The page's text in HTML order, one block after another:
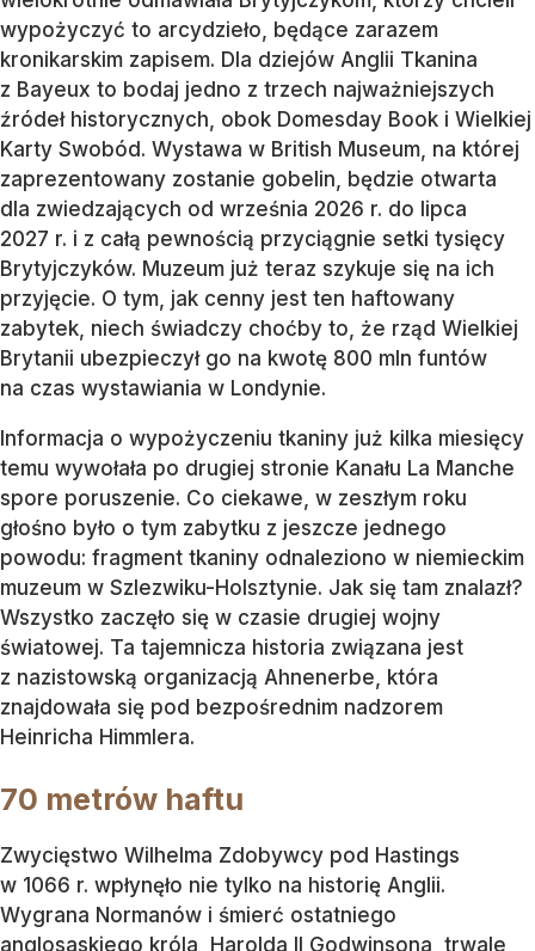
wypożyczyć to arcydzieło, będące zarazem
kronikarskim zapisem. Dla dziejów Anglii Tkanina
z Bayeux to bodaj jedno z trzech najważniejszych
źródeł historycznych, obok Domesday Book i Wielkiej
Karty Swobód. Wystawa w British Museum, na której
zaprezentowany zostanie gobelin, będzie otwarta
dla zwiedzających od września 2026 r. do lipca
2027 r. i z całą pewnością przyciągnie setki tysięcy
Brytyjczyków. Muzeum już teraz szykuje się na ich
przyjęcie. O tym, jak cenny jest ten haftowany
zabytek, niech świadczy choćby to, że rząd Wielkiej
Brytanii ubezpieczył go na kwotę 800 mln funtów
na czas wystawiania w Londynie.
Informacja o wypożyczeniu tkaniny już kilka miesięcy
temu wywołała po drugiej stronie Kanału La Manche
spore poruszenie. Co ciekawe, w zeszłym roku
głośno było o tym zabytku z jeszcze jednego
powodu: fragment tkaniny odnaleziono w niemieckim
muzeum w Szlezwiku-Holsztynie. Jak się tam znalazł?
Wszystko zaczęło się w czasie drugiej wojny
światowej. Ta tajemnicza historia związana jest
z nazistowską organizacją Ahnenerbe, która
znajdowała się pod bezpośrednim nadzorem
Heinricha Himmlera.
70 metrów haftu
Zwycięstwo Wilhelma Zdobywcy pod Hastings
w 1066 r. wpłynęło nie tylko na historię Anglii.
Wygrana Normanów i śmierć ostatniego
anglosaskiego króla, Harolda II Godwinsona, trwale